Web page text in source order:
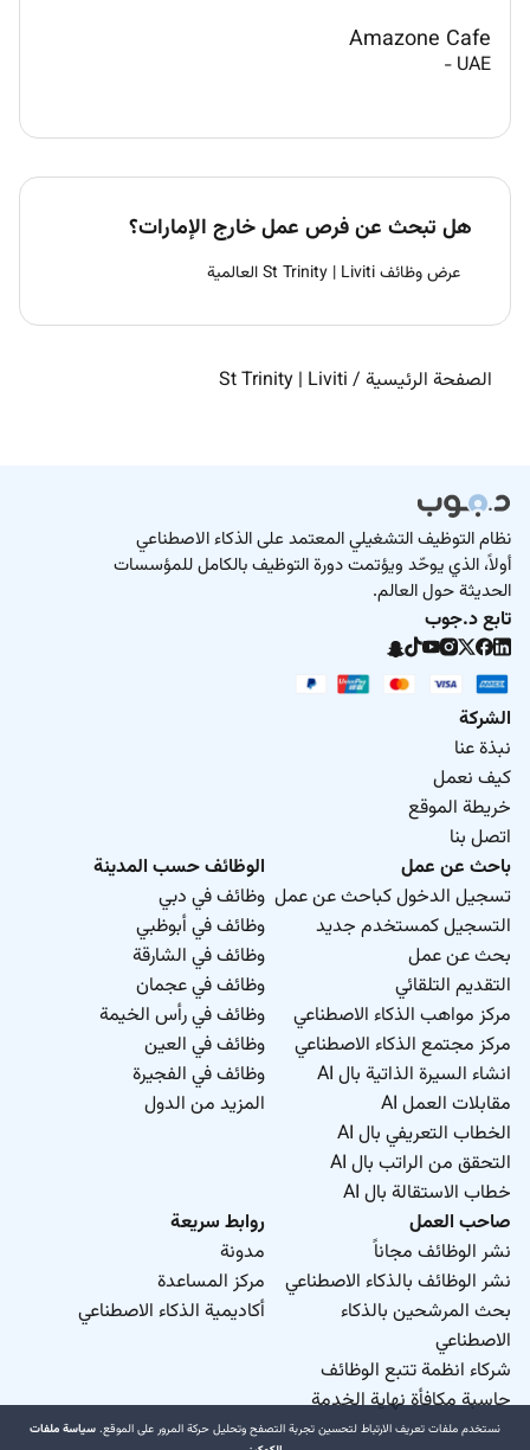
Amazone Cafe
UAE
-
هل تبحث عن فرص عمل خارج الإمارات؟
عرض وظائف St Trinity | Liviti العالمية
الصفحة الرئيسية /
St Trinity | Liviti
نظام التوظيف التشغيلي المعتمد على الذكاء الاصطناعي
أولاً، الذي يوحّد ويؤتمت دورة التوظيف بالكامل للمؤسسات
الحديثة حول العالم.
تابع د.جوب
الشركة
نبذة عنا
كيف نعمل
خريطة الموقع
اتصل بنا
باحث عن عمل
تسجيل الدخول كباحث عن عمل
التسجيل كمستخدم جديد
بحث عن عمل
التقديم التلقائي
مركز مواهب الذكاء الاصطناعي
مركز مجتمع الذكاء الاصطناعي
انشاء السيرة الذاتية بال AI
مقابلات العمل AI
الخطاب التعريفي بال AI
التحقق من الراتب بال AI
خطاب الاستقالة بال AI
الوظائف حسب المدينة
وظائف في دبي
وظائف في أبوظبي
وظائف في الشارقة
وظائف في عجمان
وظائف في رأس الخيمة
وظائف في العين
وظائف في الفجيرة
المزيد من الدول
صاحب العمل
نشر الوظائف مجاناً
نشر الوظائف بالذكاء الاصطناعي
بحث المرشحين بالذكاء
الاصطناعي
شركاء انظمة تتبع الوظائف
حاسبة مكافأة نهاية الخدمة
روابط سريعة
مدونة
مركز المساعدة
أكاديمية الذكاء الاصطناعي
نستخدم ملفات تعريف الارتباط لتحسين تجربة التصفح وتحليل حركة المرور على الموقع. سياسة ملفات